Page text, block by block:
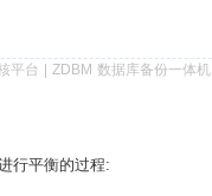
平台 |ZDBM 数据库备份一体机
行平衡的过程: